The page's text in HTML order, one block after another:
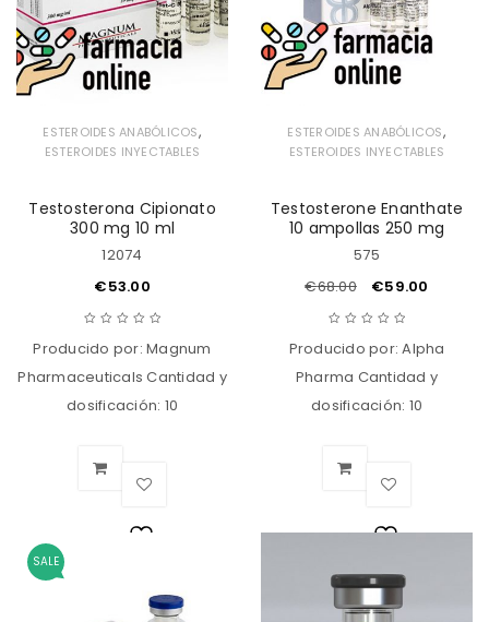
ESTEROIDES ANABÓLICOS,
ESTEROIDES INYECTABLES
Testosterona Cipionato
300 mg 10 ml
12074
€53.00
Producido por: Magnum
Pharmaceuticals Cantidad y
dosificación: 10
de
ESTEROIDES ANABÓLICOS,
ESTEROIDES INYECTABLES
Testosterone Enanthate
10 ampollas 250 mg
575
€68.00 €59.00
Producido por: Alpha
Pharma Cantidad y
dosificación: 10
Lista
de
SALE